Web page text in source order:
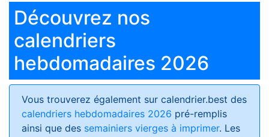
Découvrez nos
calendriers
hebdomadaires 2026
Vous trouverez également sur calendrier.best des
calendriers hebdomadaires 2026 pré-remplis
ainsi que des semainiers vierges à imprimer. Les